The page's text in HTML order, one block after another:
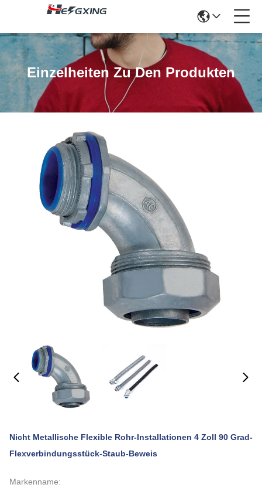
Einzelheiten Zu Den Produkten
Nicht Metallische Flexible Rohr-Installationen 4 Zoll 90 Grad-
Flexverbindungsstück-Staub-Beweis
Markenname: